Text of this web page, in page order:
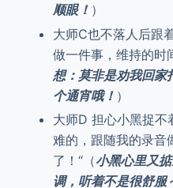
顺眼！ ）
大师C也不落人后跟
做一件事，维持的时
想：莫非是劝我回家
个通宵哦！ ）
大师D 担心小黑捉不
难的，跟随我的录音
了！“（小黑心里又
调，听着不是很舒服